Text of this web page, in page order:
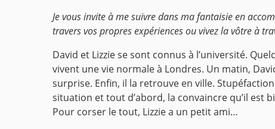
Je vous invite à me suivre dans ma fantaisie en
travers vos propres expériences ou vivez la vôtre à
David et Lizzie se sont connus à l’université.
vivent une vie normale à Londres. Un matin,
surprise. Enfin, il la retrouve en ville.
situation et tout d’abord, la convaincre qu’il est
Pour corser le tout, Lizzie a un petit ami…